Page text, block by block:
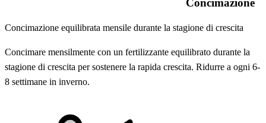
Concimazione equilibrata mensile durante la stagione di crescita
Concimare mensilmente con un fertilizzante equilibrato durante la
stagione di crescita per sostenere la rapida crescita. Ridurre a ogni 6-
8 settimane in inverno.